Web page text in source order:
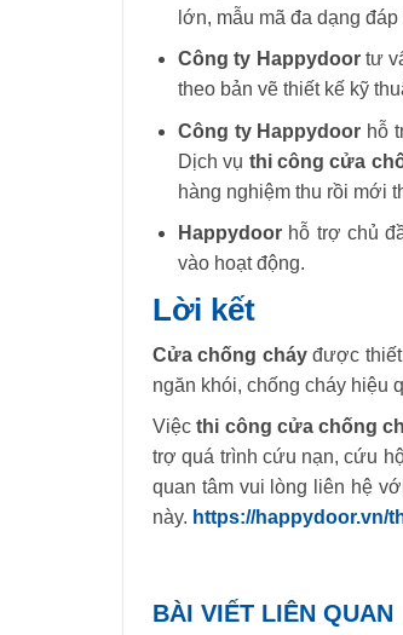
lớn, mẫu mã đa dạng
Công ty Happydoortư
theo bản vẽ thiết kế kỹ
Công ty Happydoor hỗ
Dịch vụ thi công cửa
hàng nghiệm thu rồi mới
Happydoorhỗ trợ chủ
vào hoạt động.
Lời kết
Cửa chống cháyđược thiết
ngăn khói, chống cháy hiệu
Việcthi công cửa chống
trợ quá trình cứu nạn, cứu
quan tâm vui lòng liên hệ
này. https://happydoor.vn/
BÀI VIẾT LIÊN QUAN